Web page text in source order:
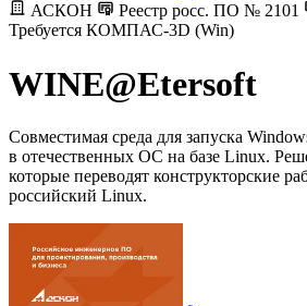
АСКОН
Реестр росс. ПО № 2101
Требуется КОМПАС-3D (Win)
WINE@Etersoft
Совместимая среда для запуска
в отечественных ОС на базе Linux.
которые переводят конструкторские
российский Linux.